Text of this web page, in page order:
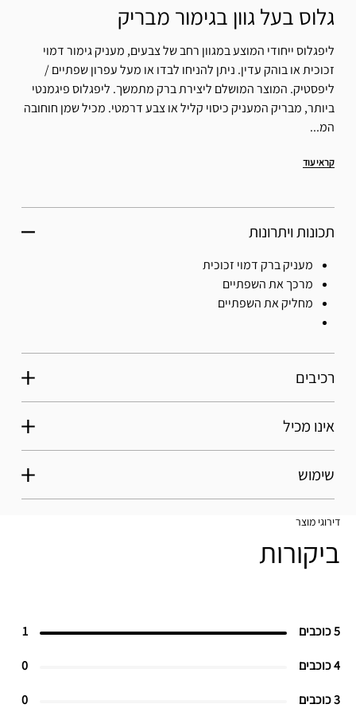
גלוס בעל גוון בגימור מבריק
ליפגלוס ייחודי המוצע במגוון רחב של צבעים, מעניק גימור דמוי
זכוכית או בוהק עדין. ניתן להניחו לבדו או מעל עפרון שפתיים /
ליפסטיק. המוצר המושלם ליצירת ברק מתמשך. ליפגלוס פיגמנטי
ביותר, מבריק המעניק כיסוי קליל או צבע דרמטי. מכיל שמן חוחובה
המ...
קראי עוד
תכונות ויתרונות
מעניק ברק דמוי זכוכית
מרכך את השפתיים
מחליק את השפתיים
רכיבים
אינו מכיל
שימוש
דירוגי מוצר
ביקורות
5 כוכבים 1
4 כוכבים 0
3 כוכבים 0